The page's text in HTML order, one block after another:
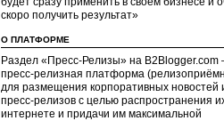
скоро получить результат»
О ПЛАТФОРМЕ
Раздел «Пресс-Релизы» на
пресс-релизная платформа
для размещения корпоративных новостей
пресс-релизов с целью распространения
интернете и придачи им максимальной